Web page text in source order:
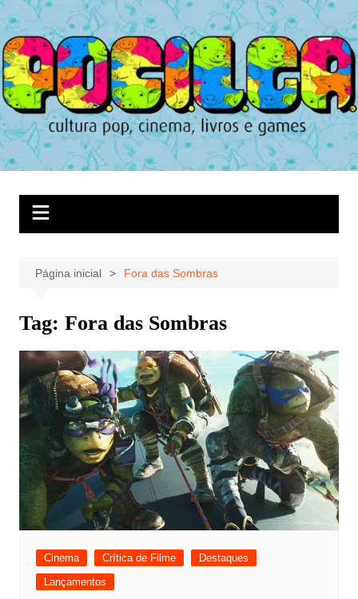
Ir
para
o
conteúdo
Página inicial Fora das Sombras
Tag: Fora das Sombras
Cinema Crítica de Filme
Destaques
Lançamentos